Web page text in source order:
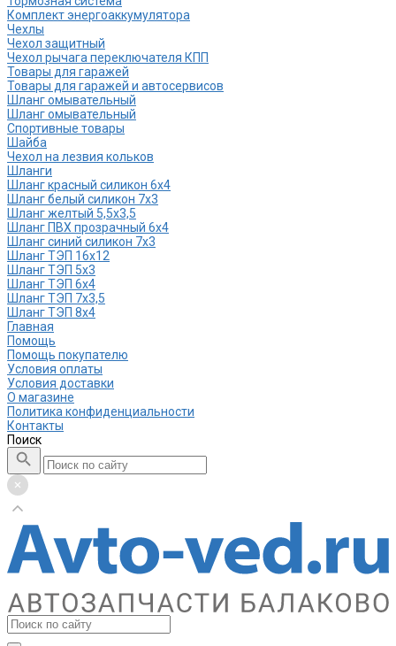
Комплект энергоаккумулятора
Чехлы
Чехол защитный
Чехол рычага переключателя КПП
Товары для гаражей
Товары для гаражей и автосервисов
Шланг омывательный
Шланг омывательный
Спортивные товары
Шайба
Чехол на лезвия кольков
Шланги
Шланг красный силикон 6х4
Шланг белый силикон 7х3
Шланг желтый 5,5х3,5
Шланг ПВХ прозрачный 6х4
Шланг синий силикон 7х3
Шланг ТЭП 16х12
Шланг ТЭП 5х3
Шланг ТЭП 6х4
Шланг ТЭП 7х3,5
Шланг ТЭП 8х4
Главная
Помощь
Помощь покупателю
Условия оплаты
Условия доставки
О магазине
Политика конфиденциальности
Контакты
Поиск